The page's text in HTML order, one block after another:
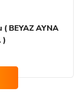
( BEYAZ AYNA
)